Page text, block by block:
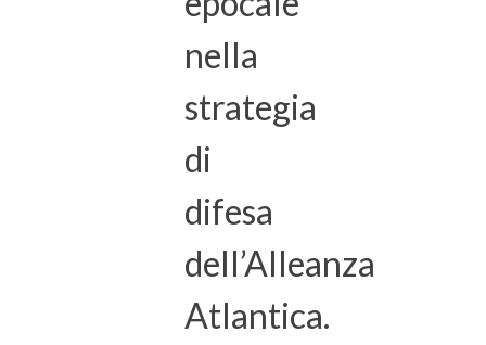
nella
strategia
di
difesa
dell’Alleanza
Atlantica.